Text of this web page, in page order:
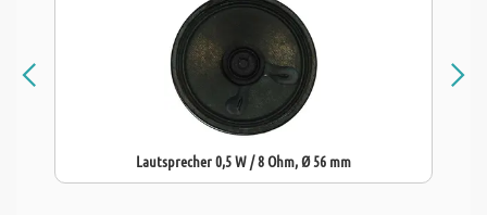
Lautsprecher 0,5 W / 8 Ohm, Ø 56 mm